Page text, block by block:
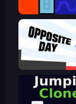
Lava and Aqua
Opposite Day